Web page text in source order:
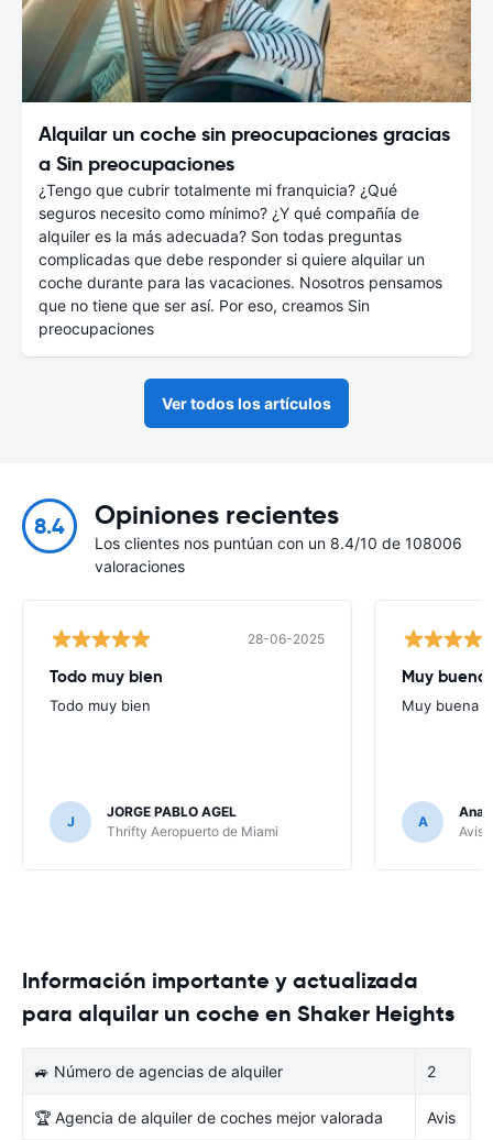
Alquilar un coche sin preocupaciones gracias
a Sin preocupaciones
¿Tengo que cubrir totalmente mi franquicia? ¿Qué
seguros necesito como mínimo? ¿Y qué compañía de
alquiler es la más adecuada? Son todas preguntas
complicadas que debe responder si quiere alquilar un
coche durante para las vacaciones. Nosotros pensamos
que no tiene que ser así. Por eso, creamos Sin
preocupaciones
Ver todos los artículos
8.4 Opiniones recientes
Los clientes nos puntúan con un 8.4/10 de 108006
valoraciones
28-06-2025
Todo muy bien
Todo muy bien
J
JORGE PABLO AGEL
Thrifty Aeropuerto de Miami
Muy buena
Muy buena
A
Ana
Avis
Información importante y actualizada
para alquilar un coche en Shaker Heights
🚙 Número de agencias de alquiler 2
🏆 Agencia de alquiler de coches mejor valorada Avis